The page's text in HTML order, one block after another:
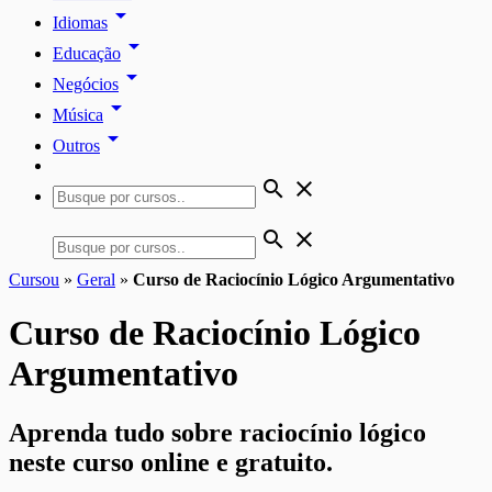
Idiomas arrow_drop_down
Educação arrow_drop_down
Negócios arrow_drop_down
Música arrow_drop_down
Outros arrow_drop_down
search close
search close
Cursou » Geral » Curso de Raciocínio Lógico Argumentativo
Curso de Raciocínio Lógico
Argumentativo
Aprenda tudo sobre raciocínio lógico
neste curso online e gratuito.